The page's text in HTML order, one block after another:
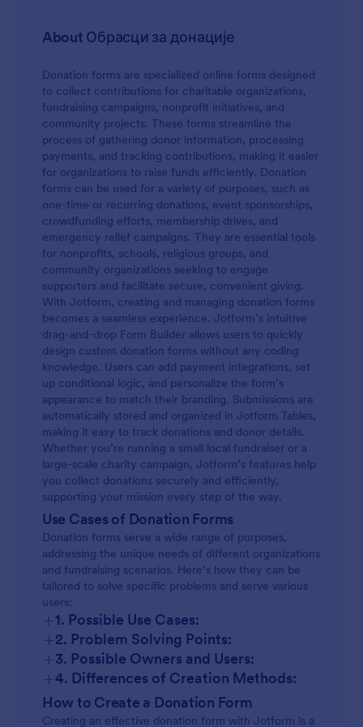
ако се пријавиш за наш програм борбе против
Обрасаца за Давање Крвне Плазме траје само
неколико кликова помоћу нашег "превуци и
пусти" креатора образаца. Без икаквог
кодирања, можеш да додаш поља обрасца
која траже више медицинских информација и
фајлова. Можеш чак и да интегришеш образац
са другим апликацијама да би безбедно
складиштио пријаве у другим онлајн налозима
на које већ користиш, као што су Google Drive
или Dropbox. Слободно прилагоди потврдни
имејл аутоматског одговора како би
подносиоци пријава знали да си примио
њихове пријаве или постави условну логику
која спречава или прихвата пријаве на основу
начина на који су одговорили на твој образац.
Помоћу онлајн COVID Обрасца за Давање
Крвне Плазме олакшаћеш преживелима да
дају своју реконвалесцентну плазму и помоћи
онима који пате од компликација
Коронавируса.
About Обрасци за донације
Donation forms are specialized online forms designed
to collect contributions for charitable organizations,
fundraising campaigns, nonprofit initiatives, and
community projects. These forms streamline the
process of gathering donor information, processing
payments, and tracking contributions, making it easier
for organizations to raise funds efficiently. Donation
forms can be used for a variety of purposes, such as
one-time or recurring donations, event sponsorships,
crowdfunding efforts, membership drives, and
emergency relief campaigns. They are essential tools
for nonprofits, schools, religious groups, and
community organizations seeking to engage
supporters and facilitate secure, convenient giving.
With Jotform, creating and managing donation forms
becomes a seamless experience. Jotform’s intuitive
drag-and-drop Form Builder allows users to quickly
design custom donation forms without any coding
knowledge. Users can add payment integrations, set
up conditional logic, and personalize the form’s
appearance to match their branding. Submissions are
automatically stored and organized in Jotform Tables,
making it easy to track donations and donor details.
Whether you’re running a small local fundraiser or a
large-scale charity campaign, Jotform’s features help
you collect donations securely and efficiently,
supporting your mission every step of the way.
Use Cases of Donation Forms
Donation forms serve a wide range of purposes,
addressing the unique needs of different organizations
and fundraising scenarios. Here’s how they can be
tailored to solve specific problems and serve various
users:
+1. Possible Use Cases:
+2. Problem Solving Points:
+3. Possible Owners and Users:
+4. Differences of Creation Methods:
General Donation Forms:
How to Create a Donation Form
Creating an effective donation form with Jotform is a